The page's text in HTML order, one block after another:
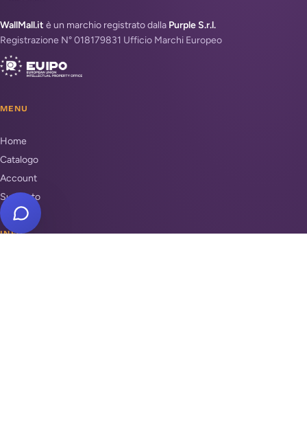
WallMall.it è un marchio registrato dalla Purple S.r.l.
Registrazione N° 018179831 Ufficio Marchi Europeo
MENU
Home
Catalogo
Account
Supporto
INFO